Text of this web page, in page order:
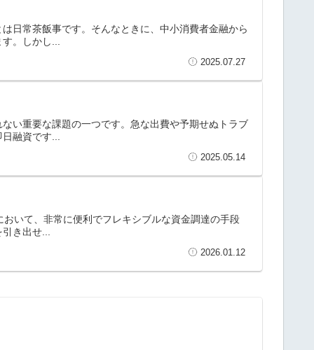
日常茶飯事です。そんなときに、中小消費者金融から
。しかし...
2025.07.27
い重要な課題の一つです。急な出費や予期せぬトラブ
融資です...
2025.05.14
いて、非常に便利でフレキシブルな資金調達の手段
き出せ...
2026.01.12